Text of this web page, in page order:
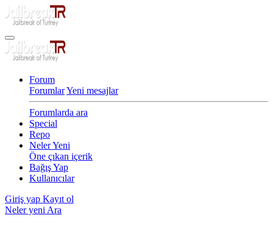
Forum
ForumlarYeni mesajlar
Forumlarda ara
Special
Repo
Neler Yeni
Öne çıkan içerik
Bağış Yap
Kullanıcılar
Giriş yap Kayıt ol
Neler yeni Ara